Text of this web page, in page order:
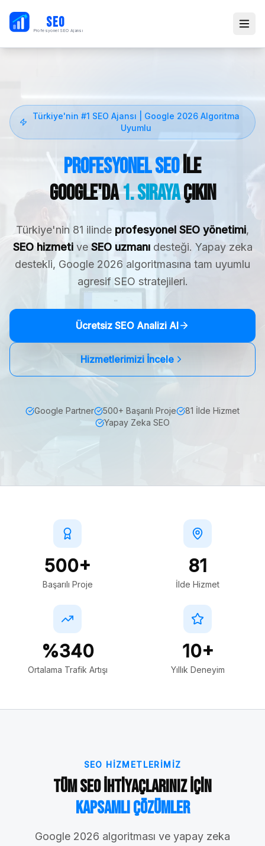
SEO
Profesyonel SEO Ajansı
Türkiye'nin #1 SEO Ajansı | Google 2026 Algoritma
Uyumlu
Profesyonel SEOile
Google'da1. SırayaÇıkın
Türkiye'nin 81 ilinde profesyonel SEO yönetimi,
SEO hizmetive SEO uzmanıdesteği. Yapay zeka
destekli, Google 2026 algoritmasına tam uyumlu
agresif SEO stratejileri.
Ücretsiz SEO Analizi Al
Hizmetlerimizi İncele
Google Partner 500+ Başarılı Proje
81 İlde Hizmet
Yapay Zeka SEO
500+
Başarılı Proje
81
İlde Hizmet
%340
Ortalama Trafik Artışı
10+
Yıllık Deneyim
SEO HIZMETLERIMIZ
Tüm SEO İhtiyaçlarınız İçin
Kapsamlı Çözümler
Google 2026 algoritması ve yapay zeka